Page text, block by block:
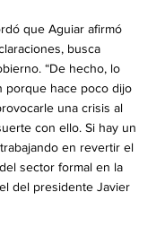
que Aguiar afirmó
busca
“De hecho, lo
porque hace poco dijo
una crisis al
con ello. Si hay un
en revertir el
sector formal en la
del presidente Javier